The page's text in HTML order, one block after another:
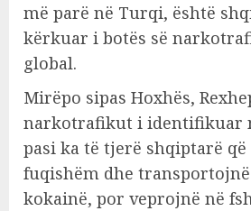
më parë në Turqi, është
kërkuar i botës së
global.
Mirëpo sipas Hoxhës,
narkotrafikut i identifikuar
pasi ka të tjerë shqiptarë që
fuqishëm dhe
kokainë, por veprojnë në